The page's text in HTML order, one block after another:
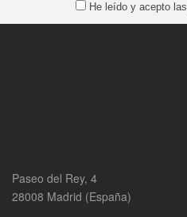
He leído y acepto las
Paseo del Rey, 4
28008 Madrid (España)